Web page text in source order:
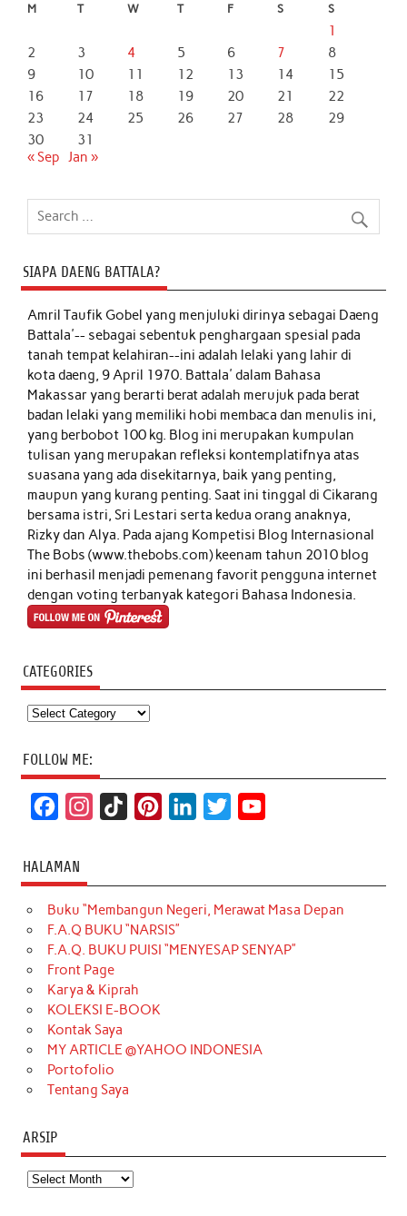
M T W T F S S
1
2
3 4 5 6 7
8
9
10 11 12 13 14
15
16
17 18 19 20 21
22
23
24 25 26 27 28
29
30
31
« Sep Jan »
SIAPA DAENG BATTALA?
Amril Taufik Gobelyang menjuluki dirinya sebagai Daeng
Battala'-- sebagai sebentuk penghargaan spesial pada
tanah tempat kelahiran--ini adalah lelaki yang lahir di
kota daeng, 9 April 1970. Battala' dalam Bahasa
Makassar yang berarti berat adalah merujuk pada berat
badan lelaki yang memiliki hobi membaca dan menulis ini,
yang berbobot 100 kg. Blog ini merupakan kumpulan
tulisan yang merupakan refleksi kontemplatifnya atas
suasana yang ada disekitarnya, baik yang penting,
maupun yang kurang penting. Saat ini tinggal di Cikarang
bersama istri, Sri Lestari serta kedua orang anaknya,
Rizky dan Alya. Pada ajang Kompetisi Blog Internasional
The Bobs (www.thebobs.com) keenam tahun 2010 blog
ini berhasil menjadi pemenang favorit pengguna internet
dengan voting terbanyak kategori Bahasa Indonesia.
CATEGORIES
Categories
FOLLOW ME:
c
e
b
o
o
k
t
a
g
r
a
m
T
o
k
t
e
r
k
e
d
t
t
e
T
u
b
HALAMAN
Buku “Membangun Negeri, Merawat Masa Depan
F.A.Q BUKU “NARSIS”
F.A.Q. BUKU PUISI “MENYESAP SENYAP”
Front Page
Karya & Kiprah
KOLEKSI E-BOOK
Kontak Saya
MY ARTICLE @YAHOO INDONESIA
Portofolio
Tentang Saya
ARSIP
Arsip